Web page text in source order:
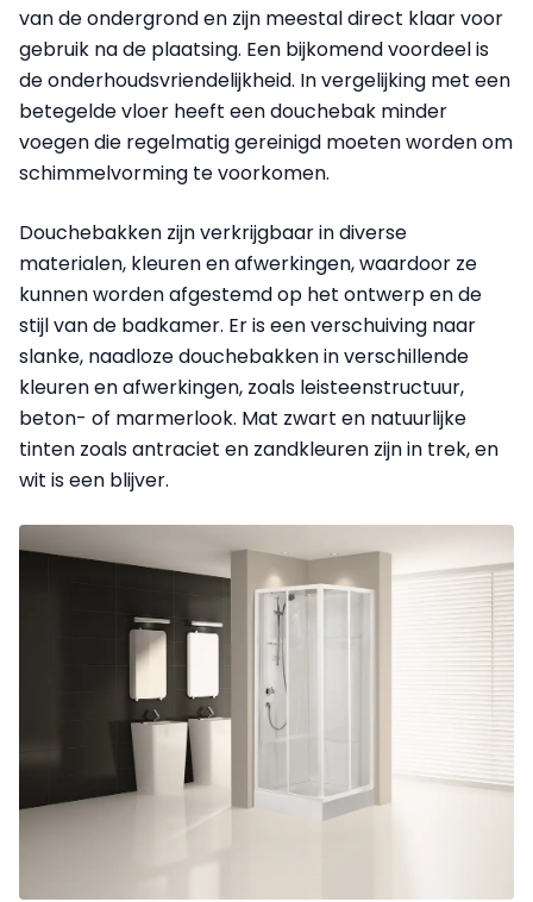
van de ondergrond en zijn meestal direct klaar voor
gebruik na de plaatsing. Een bijkomend voordeel is
de onderhoudsvriendelijkheid. In vergelijking met een
betegelde vloer heeft een douchebak minder
voegen die regelmatig gereinigd moeten worden om
schimmelvorming te voorkomen.
Douchebakken zijn verkrijgbaar in diverse
materialen, kleuren en afwerkingen, waardoor ze
kunnen worden afgestemd op het ontwerp en de
stijl van de badkamer. Er is een verschuiving naar
slanke, naadloze douchebakken in verschillende
kleuren en afwerkingen, zoals leisteenstructuur,
beton- of marmerlook. Mat zwart en natuurlijke
tinten zoals antraciet en zandkleuren zijn in trek, en
wit is een blijver.